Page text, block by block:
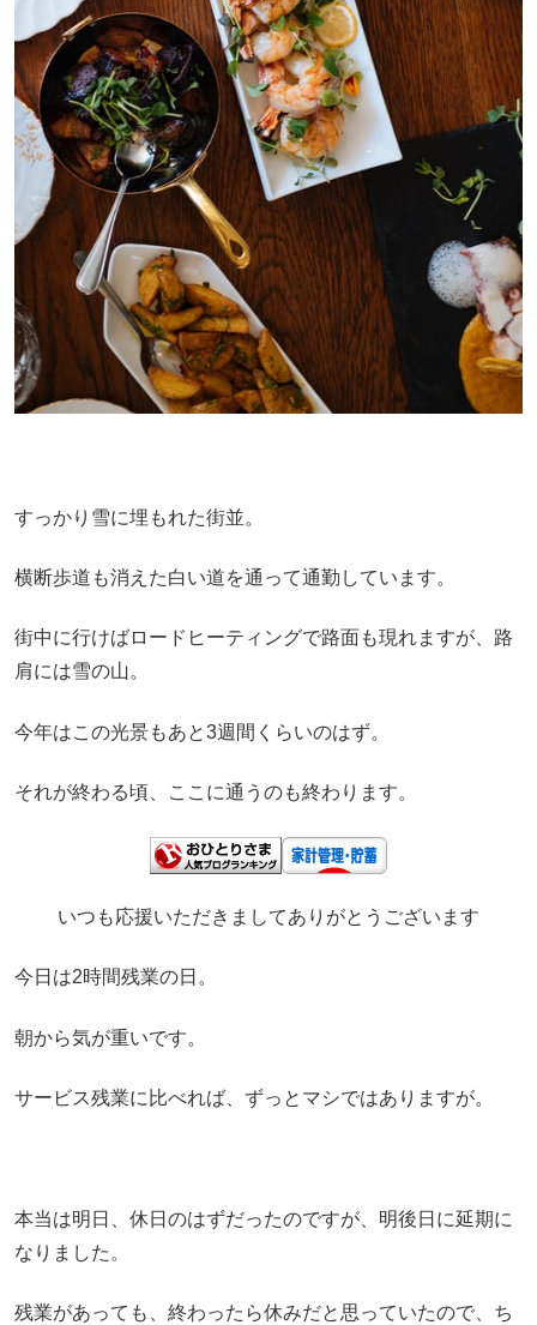
すっかり雪に埋もれた街並。
横断歩道も消えた白い道を通って通勤しています。
街中に行けばロードヒーティングで路面も現れますが、路
肩には雪の山。
今年はこの光景もあと3週間くらいのはず。
それが終わる頃、ここに通うのも終わります。
いつも応援いただきましてありがとうございます
今日は2時間残業の日。
朝から気が重いです。
サービス残業に比べれば、ずっとマシではありますが。
本当は明日、休日のはずだったのですが、明後日に延期に
なりました。
残業があっても、終わったら休みだと思っていたので、ち